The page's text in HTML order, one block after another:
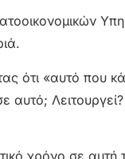
ότι «αυτό που
Λειτουργεί?